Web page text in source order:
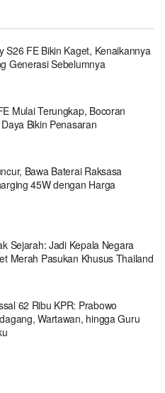
S26 FE Bikin Kaget, Kenaikannya
Generasi Sebelumnya
Mulai Terungkap, Bocoran
Bikin Penasaran
Bawa Baterai Raksasa
45W dengan Harga
Sejarah: Jadi Kepala Negara
Merah Pasukan Khusus Thailand
62 Ribu KPR: Prabowo
Wartawan, hingga Guru